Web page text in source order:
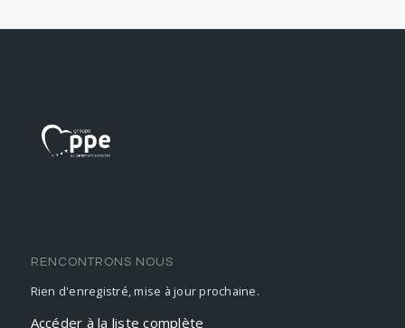
RENCONTRONS NOUS
Rien d'enregistré, mise à jour prochaine.
Accéder à la liste complète